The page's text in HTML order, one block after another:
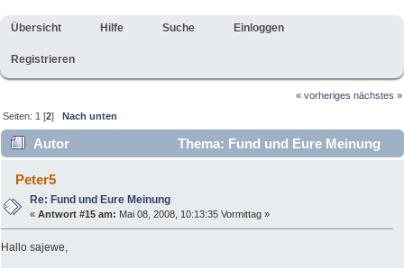
Übersicht Hilfe Suche Einloggen
Registrieren
« vorheriges nächstes »
Seiten: 1 [2]Nach unten
Autor
Thema: Fund und Eure Meinung
(Gelesen 6318 mal)
Peter5
Re: Fund und Eure Meinung
«Antwort #15 am: Mai 08, 2008, 10:13:35 Vormittag »
Hallo sajewe,